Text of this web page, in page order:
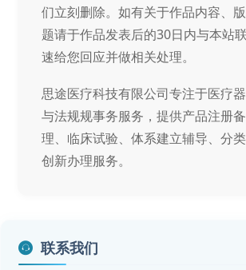
们立刻删除。如有关于作品内容、
题请于作品发表后的30日内与本站
速给您回应并做相关处理。
思途医疗科技有限公司专注于医疗
与法规规事务服务，提供产品注册
理、临床试验、体系建立辅导、分
创新办理服务。
联系我们